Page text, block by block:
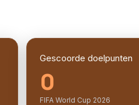
Gescoorde doelpunten
0
FIFA World Cup 2026